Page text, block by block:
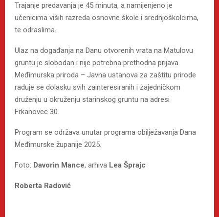
Trajanje predavanja je 45 minuta, a namijenjeno je
učenicima viših razreda osnovne škole i srednjoškolcima,
te odraslima.
Ulaz na događanja na Danu otvorenih vrata na Matulovu
gruntu je slobodan i nije potrebna prethodna prijava.
Međimurska priroda – Javna ustanova za zaštitu prirode
raduje se dolasku svih zainteresiranih i zajedničkom
druženju u okruženju starinskog gruntu na adresi
Frkanovec 30.
Program se održava unutar programa obilježavanja Dana
Međimurske županije 2025.
Foto: Davorin Mance, arhiva Lea Šprajc
Roberta Radović